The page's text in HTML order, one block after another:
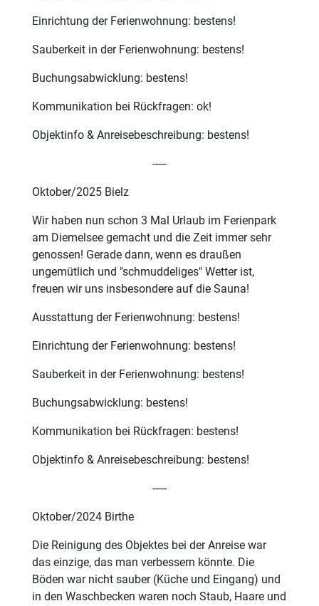
Einrichtung der Ferienwohnung: bestens!
Sauberkeit in der Ferienwohnung: bestens!
Buchungsabwicklung: bestens!
Kommunikation bei Rückfragen: ok!
Objektinfo & Anreisebeschreibung: bestens!
-----
Oktober/2025 Bielz
Wir haben nun schon 3 Mal Urlaub im Ferienpark
am Diemelsee gemacht und die Zeit immer sehr
genossen! Gerade dann, wenn es draußen
ungemütlich und "schmuddeliges" Wetter ist,
freuen wir uns insbesondere auf die Sauna!
Ausstattung der Ferienwohnung: bestens!
Einrichtung der Ferienwohnung: bestens!
Sauberkeit in der Ferienwohnung: bestens!
Buchungsabwicklung: bestens!
Kommunikation bei Rückfragen: bestens!
Objektinfo & Anreisebeschreibung: bestens!
-----
Oktober/2024 Birthe
Die Reinigung des Objektes bei der Anreise war
das einzige, das man verbessern könnte. Die
Böden war nicht sauber (Küche und Eingang) und
in den Waschbecken waren noch Staub, Haare und